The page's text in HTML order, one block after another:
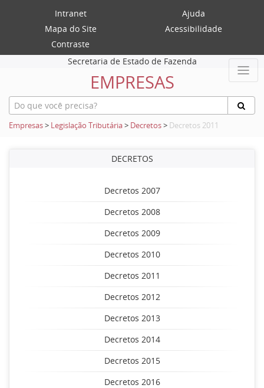
Intranet
Ajuda
Mapa do Site
Acessibilidade
Contraste
Secretaria de Estado de Fazenda
EMPRESAS
Empresas> Legislação Tributária> Decretos> Decretos 2011
DECRETOS
Decretos 2007
Decretos 2008
Decretos 2009
Decretos 2010
Decretos 2011
Decretos 2012
Decretos 2013
Decretos 2014
Decretos 2015
Decretos 2016